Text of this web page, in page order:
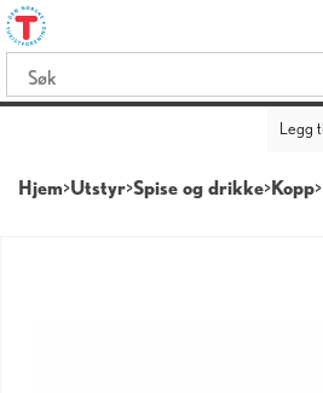
Legg
Hjem>Utstyr>Spise og drikke>Kopp